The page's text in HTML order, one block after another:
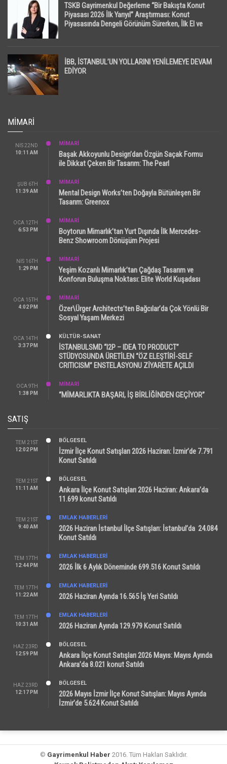
TSKB Gayrimenkul Değerleme “Bir Bakışta Konut
Piyasası 2026 İlk Yarıyıl” Araştırması: Konut
Piyasasında Dengeli Görünüm Sürerken, İlk El ve
İBB, İSTANBUL’UN YOLLARINI YENİLEMEYE DEVAM
EDİYOR
MIMARI
NIS 22ND
10:11 AM
MİMARİ
Başak Akkoyunlu Design’dan Özgün Saçak Formu
ile Dikkat Çeken Bir Tasarım: The Pearl
ŞUB 6TH
11:39 AM
MİMARİ
Mental Design Works’ten Doğayla Bütünleşen Bir
Tasarım: Greenox
OCA 12TH
6:53 PM
MİMARİ
Boytorun Mimarlık’tan Yurt Dışında İlk Mercedes-
Benz Showroom Dönüşüm Projesi
NIS 16TH
1:29 PM
MİMARİ
Yeşim Kozanlı Mimarlık’tan Çağdaş Tasarım ve
Konforun Buluşma Noktası: Elite World Kuşadası
OCA 15TH
4:02 PM
MİMARİ
Özer\Ürger Architects’ten Bağcılar’da Çok Yönlü Bir
Sosyal Yaşam Merkezi
OCA 14TH
3:37 PM
KÜLTÜR-SANAT
İSTANBULSMD “I2P – IDEA TO PRODUCT”
STÜDYOSUNDA ÜRETİLEN “ÖZ ELEŞTİRİ-SELF
CRITICISM” ENSTELASYONU ZİYARETE AÇILDI
OCA 9TH
1:38 PM
MİMARİ
“MİMARLIKTA BAŞARI, İŞ BİRLİĞİNDEN GEÇİYOR”
SATIŞ
TEM 21ST
12:02 PM
BÖLGESEL
İzmir İlçe Konut Satışları 2026 Haziran: İzmir’de 7.791
Konut Satıldı
TEM 21ST
11:11 AM
BÖLGESEL
Ankara İlçe Konut Satışları 2026 Haziran: Ankara’da
11.699 konut Satıldı
TEM 21ST
9:40 AM
EMLAK HABERLERI
2026 Haziran İstanbul İlçe Satışları: İstanbul’da 24.084
Konut Satıldı
TEM 17TH
12:44 PM
EMLAK HABERLERI
2026 İlk 6 Aylık Döneminde 699.516 Konut Satıldı
TEM 17TH
11:22 AM
EMLAK HABERLERI
2026 Haziran Ayında 16.565 İş Yeri Satıldı
TEM 17TH
10:31 AM
EMLAK HABERLERI
2026 Haziran Ayında 129.979 Konut Satıldı
HAZ 23RD
12:59 PM
BÖLGESEL
Ankara İlçe Konut Satışları 2026 Mayıs: Mayıs Ayında
Ankara’da 8.021 konut Satıldı
HAZ 23RD
12:17 PM
BÖLGESEL
2026 Mayıs İzmir İlçe Konut Satışları: Mayıs Ayında
İzmir’de 5.624 Konut Satıldı
© Gayrimenkul Haber 2016. Tüm Hakları Saklıdır.